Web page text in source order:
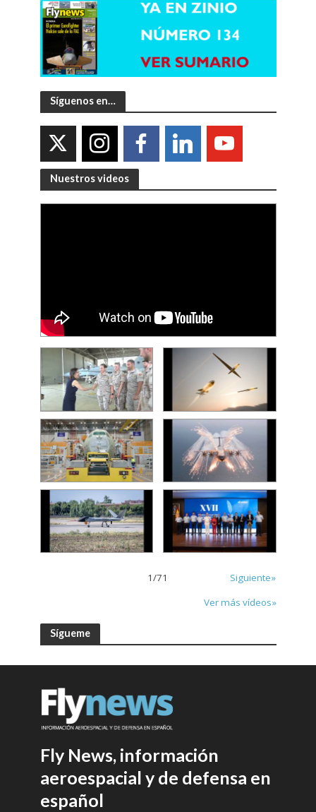
Síguenos en…
Nuestros videos
1/71
Siguiente»
Ver más vídeos»
Sígueme
Fly News, información
aeroespacial y de defensa en
español